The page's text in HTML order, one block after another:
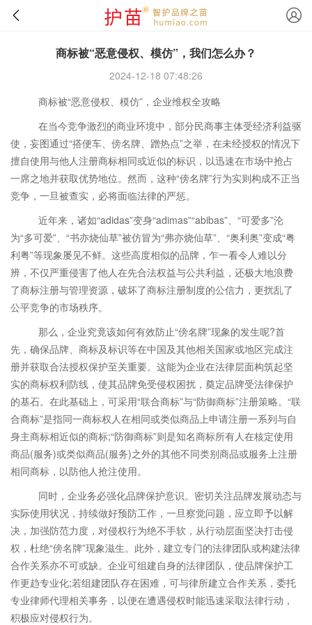
商标被“恶意侵权、模仿”，我们怎么办？
2024-12-18 07:48:26
商标被“恶意侵权、模仿”，企业维权全攻略
在当今竞争激烈的商业环境中，部分民商事主体受经济利益驱
使，妄图通过“搭便车、傍名牌、蹭热点”之举，在未经授权的情况下
擅自使用与他人注册商标相同或近似的标识，以迅速在市场中抢占
一席之地并获取优势地位。然而，这种“傍名牌”行为实则构成不正当
竞争，一旦被查实，必将面临法律的严惩。
近年来，诸如“adidas”变身“adimas”“abibas”、“可爱多”沦
为“多可爱”、“书亦烧仙草”被仿冒为“弗亦烧仙草”、“奥利奥”变成“粤
利粤”等现象屡见不鲜。这些高度相似的品牌，乍一看令人难以分
辨，不仅严重侵害了他人在先合法权益与公共利益，还极大地浪费
了商标注册与管理资源，破坏了商标注册制度的公信力，更扰乱了
公平竞争的市场秩序。
那么，企业究竟该如何有效防止“傍名牌”现象的发生呢?首
先，确保品牌、商标及标识等在中国及其他相关国家或地区完成注
册并获取合法授权保护至关重要。这能为企业在法律层面构筑起坚
实的商标权利防线，使其品牌免受侵权困扰，奠定品牌受法律保护
的基石。在此基础上，可采用“联合商标”与“防御商标”注册策略。“联
合商标”是指同一商标权人在相同或类似商品上申请注册一系列与自
身主商标相近似的商标;“防御商标”则是知名商标所有人在核定使用
商品(服务)或类似商品(服务)之外的其他不同类别商品或服务上注册
相同商标，以防他人抢注使用。
同时，企业务必强化品牌保护意识。密切关注品牌发展动态与
实际使用状况，持续做好预防工作，一旦察觉问题，应立即予以解
决，加强防范力度，对侵权行为绝不手软，从行动层面坚决打击侵
权，杜绝“傍名牌”现象滋生。此外，建立专门的法律团队或构建法律
合作关系亦不可或缺。企业可组建自身的法律团队，使品牌保护工
作更趋专业化;若组建团队存在困难，可与律所建立合作关系，委托
专业律师代理相关事务，以便在遭遇侵权时能迅速采取法律行动，
积极应对侵权行为。